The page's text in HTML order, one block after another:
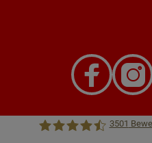
3501